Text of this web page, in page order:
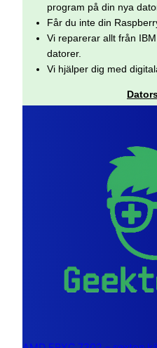
program på din nya
Får du inte din
Vi reparerar allt från
datorer.
Vi hjälper dig med